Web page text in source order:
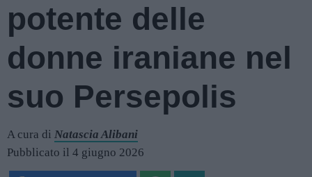
potente delle
donne iraniane nel
suo Persepolis
A cura di Natascia Alibani
Pubblicato il 4 giugno 2026